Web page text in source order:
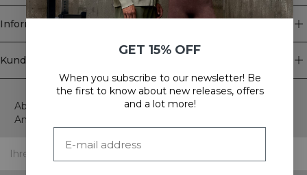
Information
Kundendienst
Newsletter
Abonnieren Sie unseren Newsletter! Erhalten Sie exklusive
Angebote, unsere neuesten Nachrichten und vieles mehr.
GET 15% OFF
When you subscribe to our newsletter! Be
the first to know about new releases, offers
and a lot more!